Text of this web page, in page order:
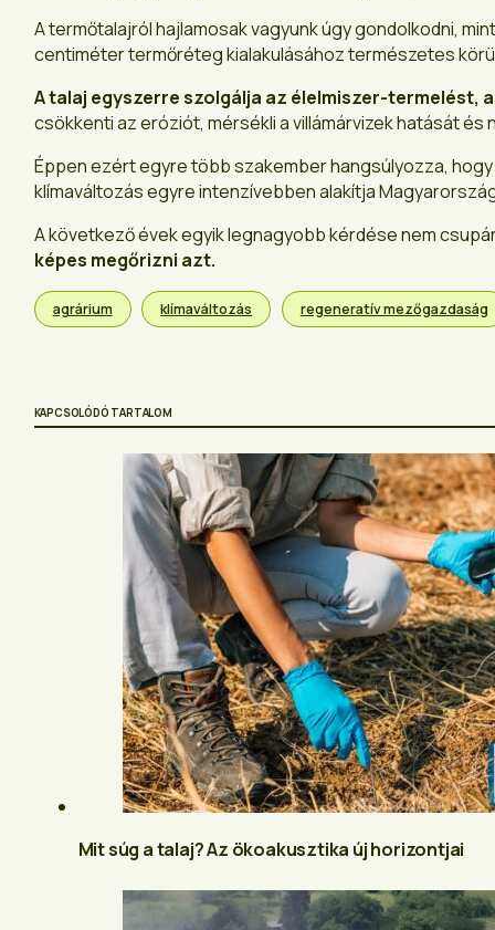
A termőtalajról hajlamosak vagyunk úgy gondolkodni,
centiméter termőréteg kialakulásához természetes
A talaj egyszerre szolgálja az élelmiszer-termelést,
csökkenti az eróziót, mérsékli a villámárvizek hatását
Éppen ezért egyre több szakember hangsúlyozza, hogy
klímaváltozás egyre intenzívebben alakítja
A következő évek egyik legnagyobb kérdése nem
képes megőrizni azt.
agrárium klímaváltozás regeneratív mezőgazdaság
KAPCSOLÓDÓ TARTALOM
Mit súg a talaj? Az ökoakusztika új horizontjai